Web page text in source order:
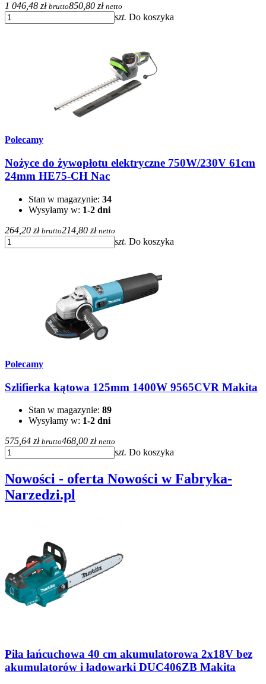
1 046,48 zł brutto850,80 zł netto
szt. Do koszyka
Polecamy
Nożyce do żywopłotu elektryczne 750W/230V 61cm
24mm HE75-CH Nac
Stan w magazynie: 34
Wysyłamy w: 1-2 dni
264,20 zł brutto214,80 zł netto
szt. Do koszyka
Polecamy
Szlifierka kątowa 125mm 1400W 9565CVR Makita
Stan w magazynie: 89
Wysyłamy w: 1-2 dni
575,64 zł brutto468,00 zł netto
szt. Do koszyka
Nowości - oferta Nowości w Fabryka-
Narzedzi.pl
Piła łańcuchowa 40 cm akumulatorowa 2x18V bez
akumulatorów i ładowarki DUC406ZB Makita